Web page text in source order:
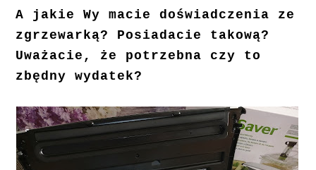
A jakie Wy macie doświadczenia ze
zgrzewarką? Posiadacie takową?
Uważacie, że potrzebna czy to
zbędny wydatek?